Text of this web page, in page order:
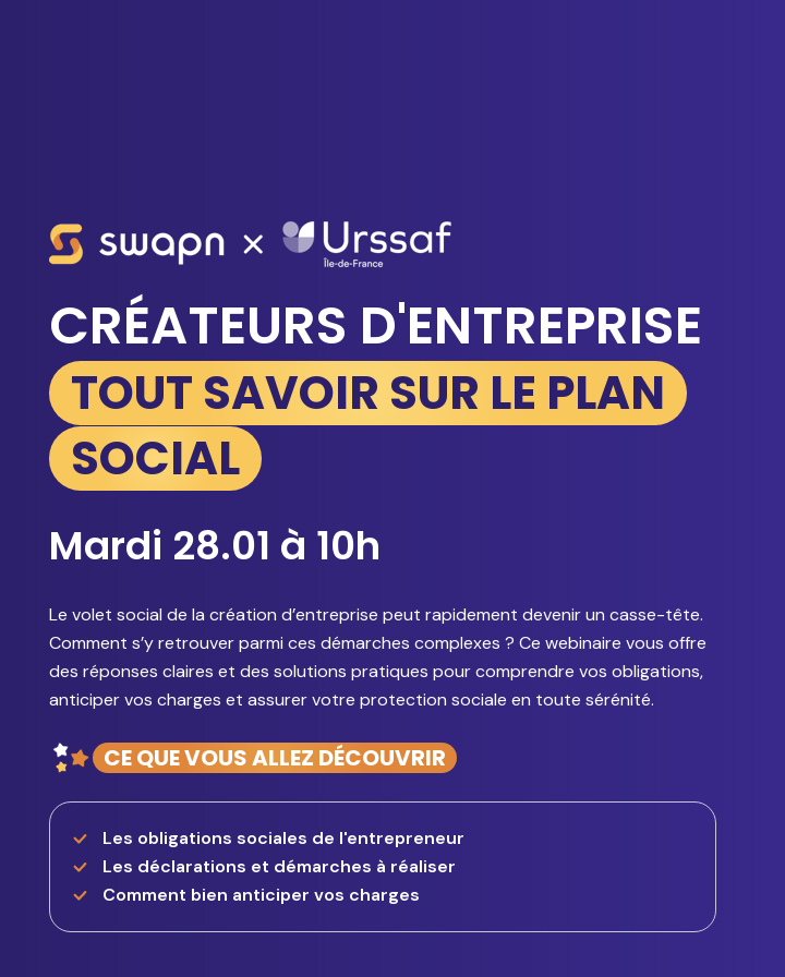
CRÉATEURS D'ENTREPRISE
TOUT SAVOIR SUR LE PLAN
SOCIAL
Mardi 28.01 à 10h
Le volet social de la création d’entreprise peut rapidement devenir un casse-tête.
Comment s’y retrouver parmi ces démarches complexes ? Ce webinaire vous offre
des réponses claires et des solutions pratiques pour comprendre vos obligations,
anticiper vos charges et assurer votre protection sociale en toute sérénité.
CE QUE VOUS ALLEZ DÉCOUVRIR
Les obligations sociales de l'entrepreneur
Les déclarations et démarches à réaliser
Comment bien anticiper vos charges